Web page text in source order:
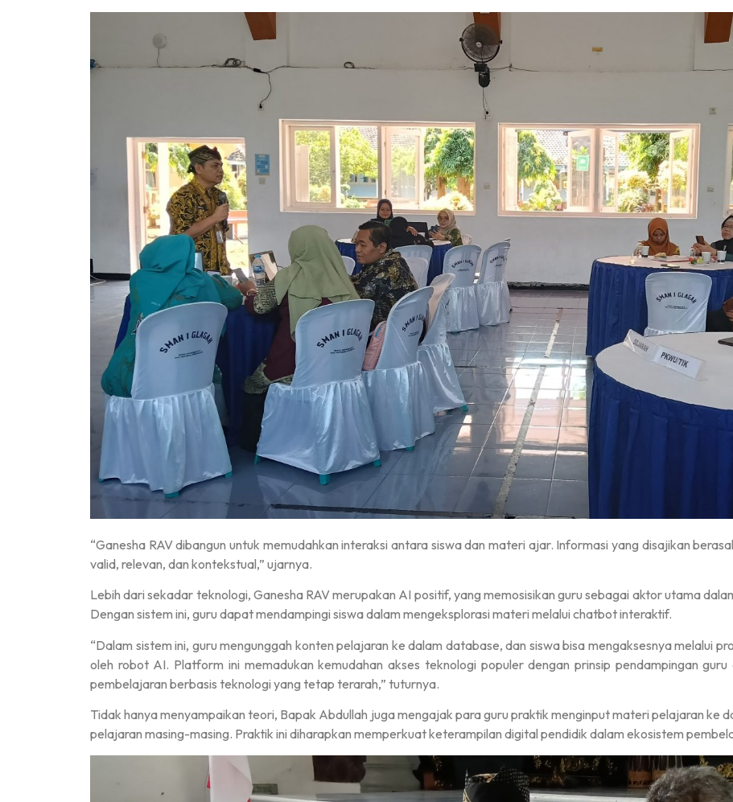
“Ganesha RAV dibangun untuk memudahkan interaksi antara siswa dan materi ajar. Informasi yang disajikan
valid, relevan, dan kontekstual,” ujarnya.
Lebih dari sekadar teknologi, Ganesha RAV merupakan AI positif, yang memosisikan guru sebagai aktor utama
Dengan sistem ini, guru dapat mendampingi siswa dalam mengeksplorasi materi melalui chatbot interaktif.
“Dalam sistem ini, guru mengunggah konten pelajaran ke dalam database, dan siswa bisa mengaksesnya melalui
oleh robot AI. Platform ini memadukan kemudahan akses teknologi populer dengan prinsip pendampingan
pembelajaran berbasis teknologi yang tetap terarah,” tuturnya.
Tidak hanya menyampaikan teori, Bapak Abdullah juga mengajak para guru praktik menginput materi pelajaran ke
pelajaran masing-masing. Praktik ini diharapkan memperkuat keterampilan digital pendidik dalam ekosistem